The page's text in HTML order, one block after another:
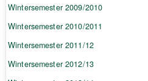
Wintersemester 2009/2010
Wintersemester 2010/2011
Wintersemester 2011/12
Wintersemester 2012/13